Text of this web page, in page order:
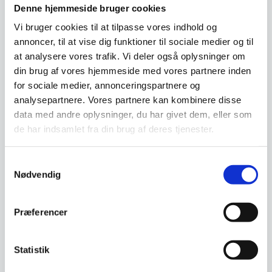
Denne hjemmeside bruger cookies
Vi bruger cookies til at tilpasse vores indhold og
annoncer, til at vise dig funktioner til sociale medier og til
at analysere vores trafik. Vi deler også oplysninger om
din brug af vores hjemmeside med vores partnere inden
for sociale medier, annonceringspartnere og
analysepartnere. Vores partnere kan kombinere disse
data med andre oplysninger, du har givet dem, eller som
de har indsamlet fra din brug af deres tjenester.
Nødvendig
Præferencer
Statistik
Om koncernen & god kvalitet
Har du spørgsmål til varen? Klik her